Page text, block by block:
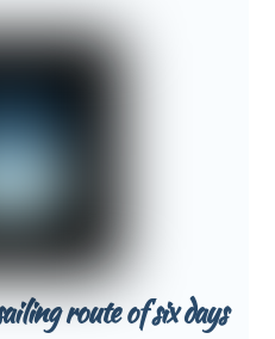
route of six days